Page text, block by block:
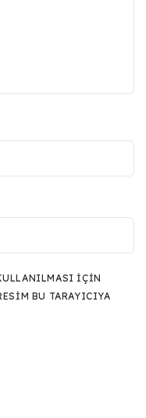
IÇIN
BU TARAYICIYA